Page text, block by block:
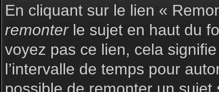
En cliquant sur le lien «
remonterle sujet en haut du
voyez pas ce lien, cela
l’intervalle de temps pour